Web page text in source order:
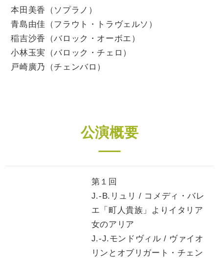
本田美香（ソプラノ）
青島由佳（フラウト・トラヴェルソ）
稲吉沙香（バロック・オーボエ）
小林玉実（バロック・チェロ）
戸崎廣乃（チェンバロ）
公演概要
第１回
J.-B.リュリ / コメディ・バレ
エ「町人貴族」よりイタリア
女のアリア
J.-J.モンドヴィル / ヴァイオ
リンとオブリガート・チェン